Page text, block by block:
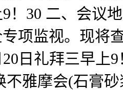
！30 二、会议
项监视。现将
日礼拜三早上9
雅摩会(石膏